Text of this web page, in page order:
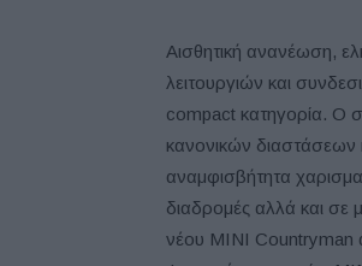
Αισθητική ανανέωση,
λειτουργιών και
compact κατηγορία. Ο
κανονικών διαστάσεων
αναμφισβήτητα
διαδρομές αλλά και σε
νέου MINI Countryman